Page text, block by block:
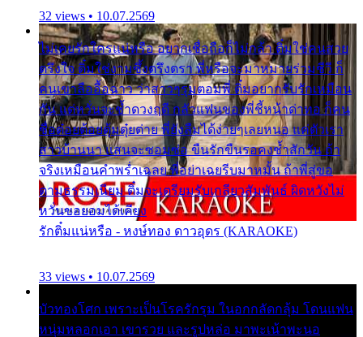
32 views • 10.07.2569
ไม่เคยรักใครแน่หรือ อยากเชื่อถือก็ไม่กล้า ติ๋มใช่คนสวย
ตรึงใจ ติ๋มใช่งามซึ้งตรึงตรา พี่หรือจะมาหมายร่วมชีวี ก็
คนเขาลืออื้อฉาว ว่าสาวๆรุมตอมพี่ ติ๋มอยากรับรักเหมือน
กัน แต่หวั่นจะช้ำดวงฤดี กลัวแฟนของพี่ชี้หน้าด่าทอ ก็คน
ชื่อต๋อยต้อยตุ้มตุ๋ยต่าย พี่ยังลืมได้ง่ายๆเลยหนอ แค่ตัวเรา
สาวบ้านนา แสนจะซอมซ่อ ขืนรักขืนรอคงช้ำสักวัน ถ้า
จริงเหมือนคำพร่ำเฉลย พี่อย่าเฉยรีบมาหมั้น ถ้าพี่สู่ขอ
ตามธรรมเนียม ติ๋มจะเตรียมรับเกลียวสัมพันธ์ ผิดหวังไม่
หวั่นขอยอมได้เคียง
รักติ๋มแน่หรือ - หงษ์ทอง ดาวอุดร (KARAOKE)
33 views • 10.07.2569
บัวทองโศก เพราะเป็นโรครักรุม ในอกกลัดกลุ้ม โดนแฟน
หนุ่มหลอกเอา เขารวย และรูปหล่อ มาพะเน้าพะนอ